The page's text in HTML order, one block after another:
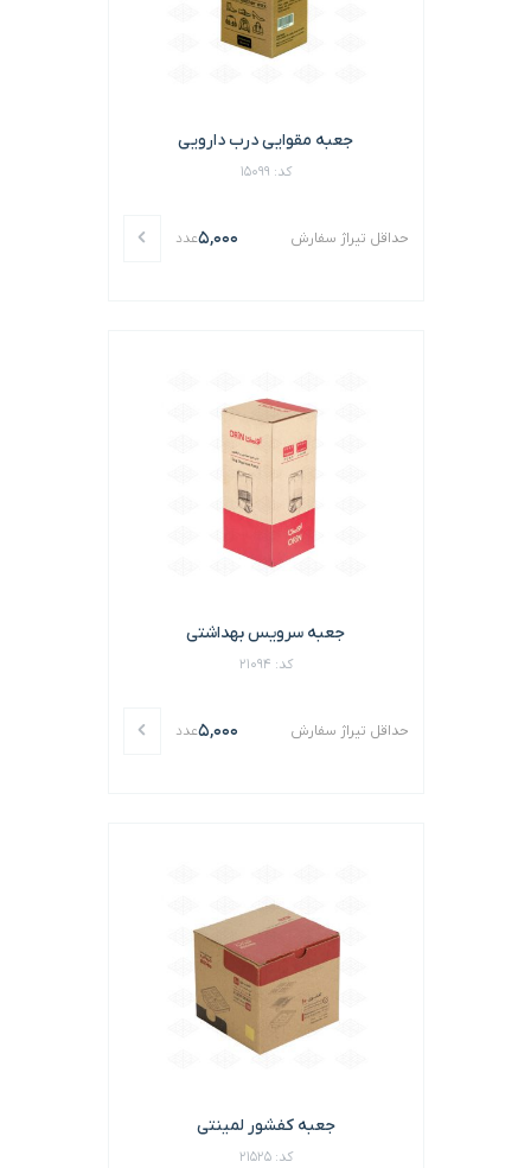
جعبه مقوایی درب دارویی
کد: 15099
حداقل تیراژ سفارش 5,000عدد
جعبه سرویس بهداشتی
کد: 21094
حداقل تیراژ سفارش 5,000عدد
جعبه کفشور لمینتی
کد: 21525